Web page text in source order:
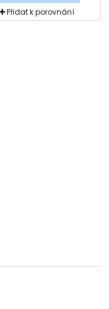
Přidat k porovnání